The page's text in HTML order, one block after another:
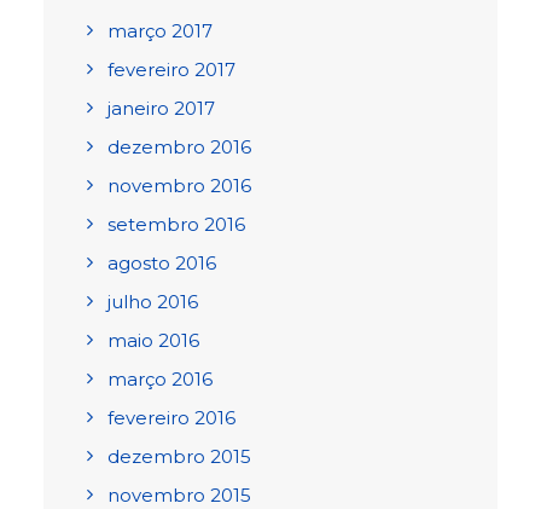
março 2017
fevereiro 2017
janeiro 2017
dezembro 2016
novembro 2016
setembro 2016
agosto 2016
julho 2016
maio 2016
março 2016
fevereiro 2016
dezembro 2015
novembro 2015